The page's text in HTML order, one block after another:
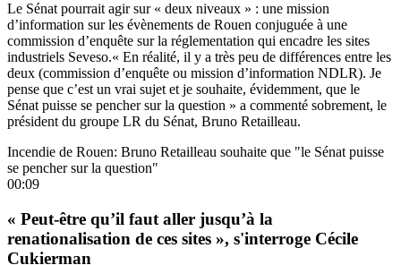
Le Sénat pourrait agir sur « deux niveaux » : une mission
d’information sur les évènements de Rouen conjuguée à une
commission d’enquête sur la réglementation qui encadre les sites
industriels Seveso.« En réalité, il y a très peu de différences entre les
deux (commission d’enquête ou mission d’information NDLR). Je
pense que c’est un vrai sujet et je souhaite, évidemment, que le
Sénat puisse se pencher sur la question » a commenté sobrement, le
président du groupe LR du Sénat, Bruno Retailleau.
Incendie de Rouen: Bruno Retailleau souhaite que "le Sénat puisse
se pencher sur la question"
00:09
« Peut-être qu’il faut aller jusqu’à la
renationalisation de ces sites », s'interroge Cécile
Cukierman